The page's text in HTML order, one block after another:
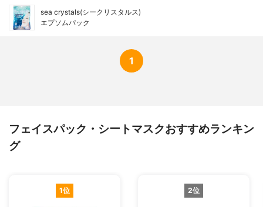
sea crystals(シークリスタルス)
エプソムパック
1
フェイスパック・シートマスクおすすめランキン
グ
1位 2位